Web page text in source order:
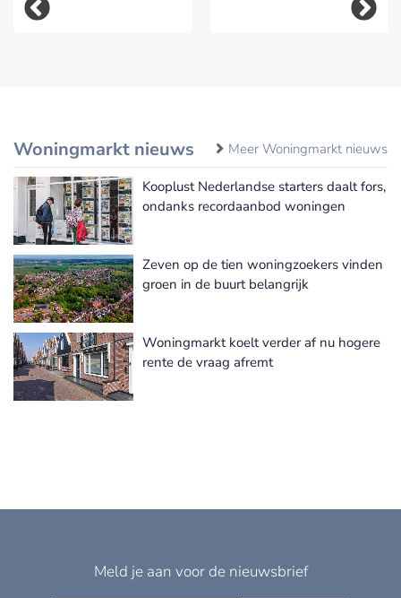
Woningmarkt nieuws Meer Woningmarkt nieuws
Kooplust Nederlandse starters daalt fors,
ondanks recordaanbod woningen
Zeven op de tien woningzoekers vinden
groen in de buurt belangrijk
Woningmarkt koelt verder af nu hogere
rente de vraag afremt
Meld je aan voor de nieuwsbrief